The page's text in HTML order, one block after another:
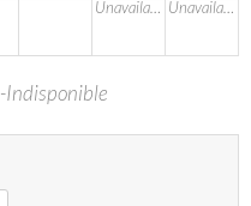
Unavailable
Unavailable
-Indisponible